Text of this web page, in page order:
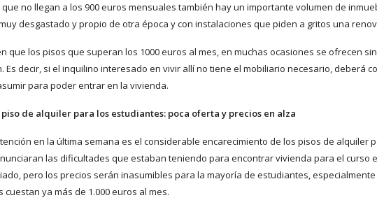
no llegan a los 900 euros mensuales también hay un importante volumen de
desgastado y propio de otra época y con instalaciones que piden a gritos una
que los pisos que superan los 1000 euros al mes, en muchas ocasiones se ofrecen
Es decir, si el inquilino interesado en vivir allí no tiene el mobiliario necesario, deberá
para poder entrar en la vivienda.
de alquiler para los estudiantes: poca oferta y precios en alza
en la última semana es el considerable encarecimiento de los pisos de alquiler
las dificultades que estaban teniendo para encontrar vivienda para el curso
pero los precios serán inasumibles para la mayoría de estudiantes, especialmente
ya más de 1.000 euros al mes.